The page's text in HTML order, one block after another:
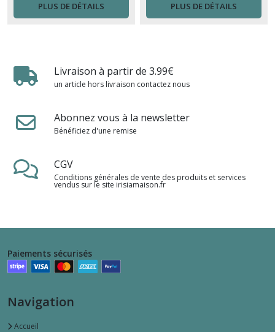
PLUS DE DÉTAILS PLUS DE DÉTAILS
Livraison à partir de 3.99€
un article hors livraison contactez nous
Abonnez vous à la newsletter
Bénéficiez d'une remise
CGV
Conditions générales de vente des produits et services
vendus sur le site irisiamaison.fr
Paiements sécurisés
Navigation
Accueil